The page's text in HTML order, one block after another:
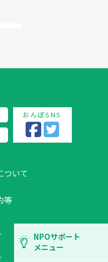
NPOサポート
メニュー
おんぽSNS
ついて
等
】